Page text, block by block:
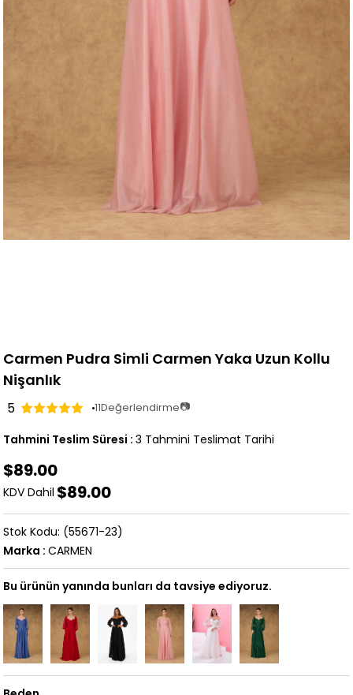
Carmen Pudra Simli Carmen Yaka Uzun Kollu
Nişanlık
5 11Değerlendirme📷
Tahmini Teslim Süresi : 3 Tahmini Teslimat Tarihi
$89.00
KDV Dahil $89.00
(55671-23)
Marka : CARMEN
Bu ürünün yanında bunları da tavsiye ediyoruz.